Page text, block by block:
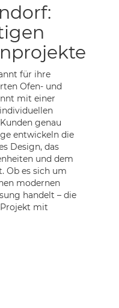
für ihre
Ofen- und
mit einer
genau
entwickeln die
Design, das
und dem
Ob es sich um
modernen
handelt – die
mit